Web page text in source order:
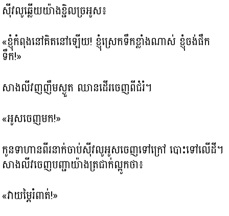
ស៊ីវលូឆ្លើយយ៉ាងខ្ជិលច្រអូស៖
«ខ្ញុំកំពុងនៅគិតនៅឡើយ! ខ្ញុំស្រេកទឹកខ្លាំងណាស់ ខ្ញុំចង់ផឹក
ទឹក!»
សាងលីវញញឹមស្ងួត ឈានដើរចេញពីជំរំ។
«អូសចេញមក!»
កូនទាហានពីរនាក់ចាប់ស៊ីវលូអូសចេញទៅក្រៅ បោះទៅលើដី។
សាងលីវចេញបញ្ជាយ៉ាងត្រជាក់ល្អូកថា៖
«វាយម្ភៃរំពាត់!»